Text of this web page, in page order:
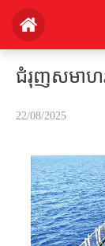
ជំរុញសមាហរ
22/08/2025